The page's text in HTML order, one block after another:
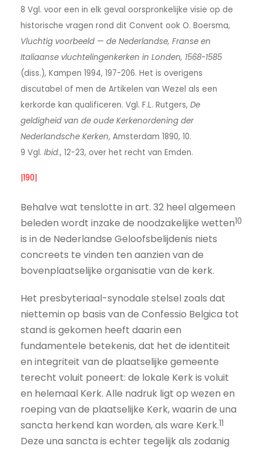
8 Vgl. voor een in elk geval oorspronkelijke visie op de
historische vragen rond dit Convent ook O. Boersma,
Vluchtig voorbeeld — de Nederlandse, Franse en
Italiaanse vluchtelingenkerken in Londen, 1568-1585
(diss.), Kampen 1994, 197-206. Het is overigens
discutabel of men de Artikelen van Wezel als een
kerkorde kan qualificeren. Vgl. F.L. Rutgers, De
geldigheid van de oude Kerkenordening der
Nederlandsche Kerken, Amsterdam 1890, 10.
9 Vgl. Ibid., 12-23, over het recht van Emden.
|190|
Behalve wat tenslotte in art. 32 heel algemeen
beleden wordt inzake de noodzakelijke wetten10
is in de Nederlandse Geloofsbelijdenis niets
concreets te vinden ten aanzien van de
bovenplaatselijke organisatie van de kerk.
Het presbyteriaal-synodale stelsel zoals dat
niettemin op basis van de Confessio Belgica tot
stand is gekomen heeft daarin een
fundamentele betekenis, dat het de identiteit
en integriteit van de plaatselijke gemeente
terecht voluit poneert: de lokale Kerk is voluit
en helemaal Kerk. Alle nadruk ligt op wezen en
roeping van de plaatselijke Kerk, waarin de una
sancta herkend kan worden, als ware Kerk.11
Deze una sancta is echter tegelijk als zodanig